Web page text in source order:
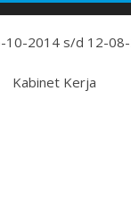
10-2014 s/d 12-
Kabinet Kerja